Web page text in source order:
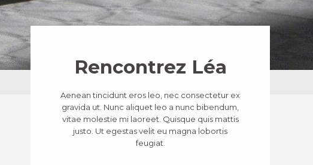
Rencontrez Léa
Aenean tincidunt eros leo, nec consectetur ex
gravida ut. Nunc aliquet leo a nunc bibendum,
vitae molestie mi laoreet. Quisque quis mattis
justo. Ut egestas velit eu magna lobortis
feugiat.